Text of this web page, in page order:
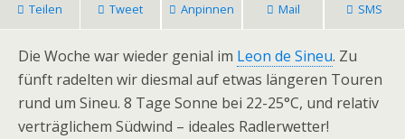
Teilen Tweet Anpinnen Mail SMS
Die Woche war wieder genial im Leon de Sineu. Zu
fünft radelten wir diesmal auf etwas längeren Touren
rund um Sineu. 8 Tage Sonne bei 22-25°C, und relativ
verträglichem Südwind – ideales Radlerwetter!